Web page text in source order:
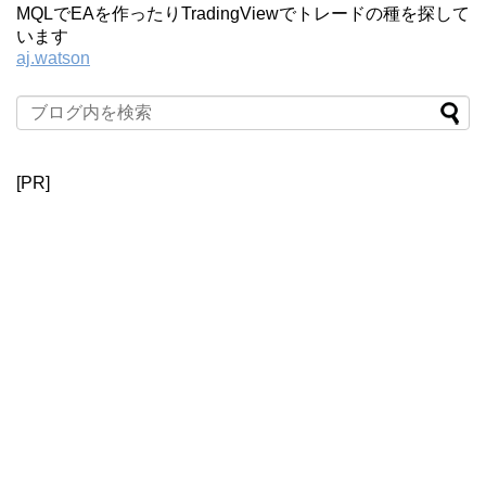
MQLでEAを作ったりTradingViewでトレードの種を探して
います
aj.watson
[PR]